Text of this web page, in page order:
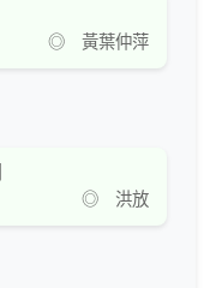
◎ 黃葉仲萍
◎ 洪放